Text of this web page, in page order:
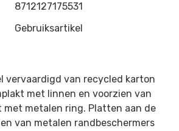
8712127175531
Gebruiksartikel
vervaardigd van recycled karton
met linnen en voorzien van
metalen ring. Platten aan de
van metalen randbeschermers